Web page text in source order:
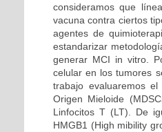
consideramos que
vacuna contra ciertos
agentes de
estandarizar
generar MCI in vitro.
celular en los tumores
trabajo evaluaremos
Origen Mieloide
Linfocitos T (LT). De
HMGB1 (High mibility